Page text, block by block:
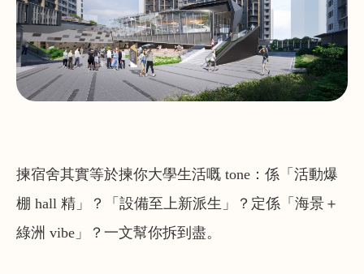
揀宿舍其實等於揀你大學生活嘅 tone：係「活動爆
棚 hall 精」？「設備至上新派生」？定係「海景＋
綠洲 vibe」？一文幫你拆到盡。